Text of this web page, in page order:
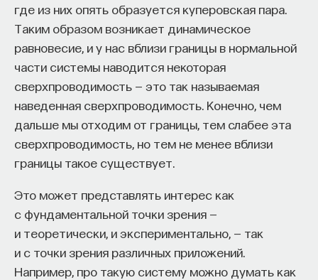
где из них опять образуется куперовская пара.
Таким образом возникает динамическое
равновесие, и у нас вблизи границы в нормальной
части системы наводится некоторая
сверхпроводимость — это так называемая
наведенная сверхпроводимость. Конечно, чем
дальше мы отходим от границы, тем слабее эта
сверхпроводимость, но тем не менее вблизи
границы такое существует.
Это может представлять интерес как
с фундаментальной точки зрения —
и теоретически, и экспериментально, — так
и с точки зрения различных приложений.
Например, про такую систему можно думать как
расширяться — слушайте подкаст наYouTube,
Яндекс Музыке,Apple Podcasts,VKиSpotify
6/30/2026
НАПИСАТЬ НАМ
НАД МАТЕРИАЛОМ РАБОТАЛИ
Ивар Максутов
издатель, сооснователь Редакционно-
издательского дома "ПостНаука", религиовед